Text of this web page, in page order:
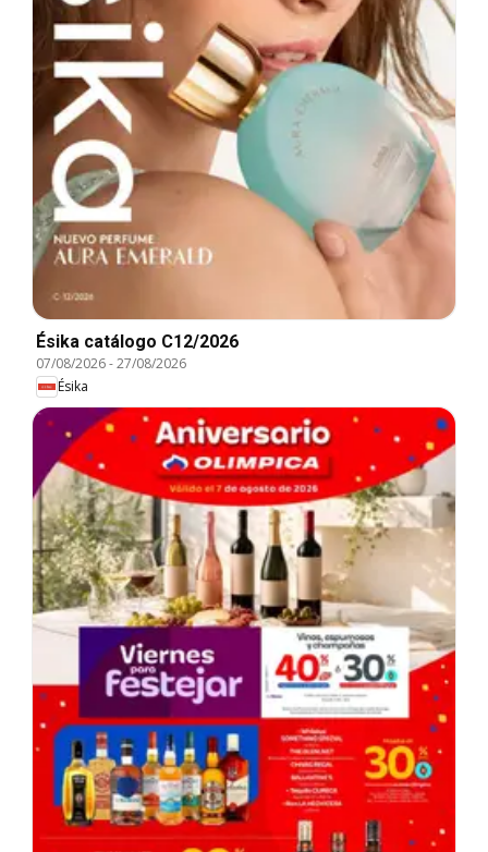
Ésika catálogo C12/2026
07/08/2026-27/08/2026
Ésika